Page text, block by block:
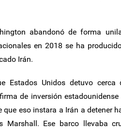
abandonó de forma
en 2018 se ha
Irán.
Estados Unidos detuvo
de inversión
que eso instara a Irán a detener
Marshall. Ese barco llevaba